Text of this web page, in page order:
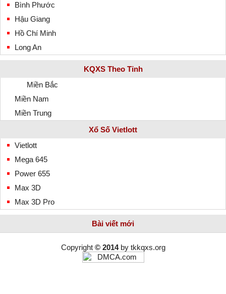
Bình Phước
Hậu Giang
Hồ Chí Minh
Long An
KQXS Theo Tỉnh
Miền Bắc
Miền Nam
Miền Trung
Xổ Số Vietlott
Vietlott
Mega 645
Power 655
Max 3D
Max 3D Pro
Bài viết mới
Copyright © 2014by tkkqxs.org